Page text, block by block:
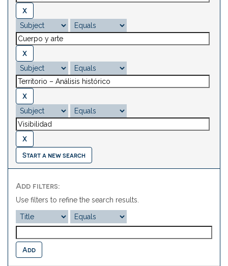
Start a new search
Add filters:
Use filters to refine the search results.